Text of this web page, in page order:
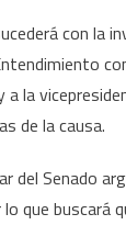
con la
a la
de la causa.
del Senado
que buscará